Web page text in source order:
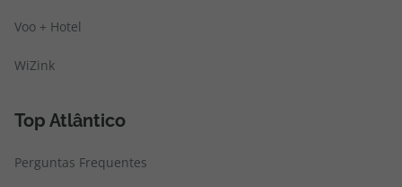
Voo + Hotel
WiZink
Top Atlântico
Perguntas Frequentes